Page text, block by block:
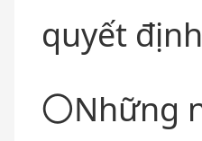
quyết
〇Những